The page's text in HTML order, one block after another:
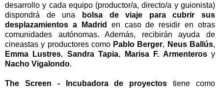
desarrollo y cada equipo (productor/a, directo/a y guionista)
dispondrá de una
bolsa de viaje para cubrir sus
desplazamientos a Madrid
en caso de residir en otras
comunidades autónomas. Además, recibirán ayuda de
cineastas y productores como Pablo Berger, Neus Ballús,
Emma Lustres, Sandra Tapia, Marisa F. Armenterosy
Nacho Vigalondo.
The Screen - Incubadora de proyectos tiene como